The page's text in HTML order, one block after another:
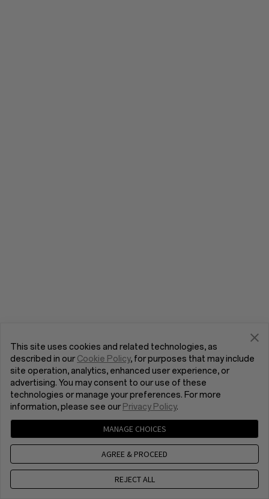
This site uses cookies and related technologies, as
described in ourCookie Policy, for purposes that may include
site operation, analytics, enhanced user experience, or
advertising. You may consent to our use of these
technologies or manage your preferences. For more
information, please see our Privacy Policy.
MANAGE CHOICES
AGREE & PROCEED
REJECT ALL